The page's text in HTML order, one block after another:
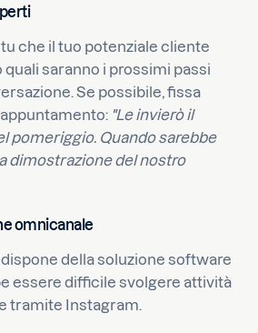
che il tuo potenziale cliente
saranno i prossimi passi
Se possibile, fissa
"Le invierò il
pomeriggio. Quando sarebbe
dimostrazione del nostro
omnicanale
della soluzione software
essere difficile svolgere attività
tramite Instagram.